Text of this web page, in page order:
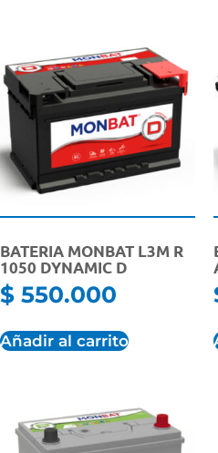
BATERIA MONBAT L3M R
1050 DYNAMIC D
$ 550.000
Añadir al carrito